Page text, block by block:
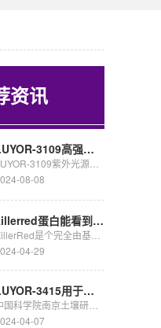
资讯
LUYOR-3109高强度紫外催化光源促销
08-08
killerred蛋白能看到荧光吗
04-29
LUYOR-3415用于豆科生物固氮的研究
04-07